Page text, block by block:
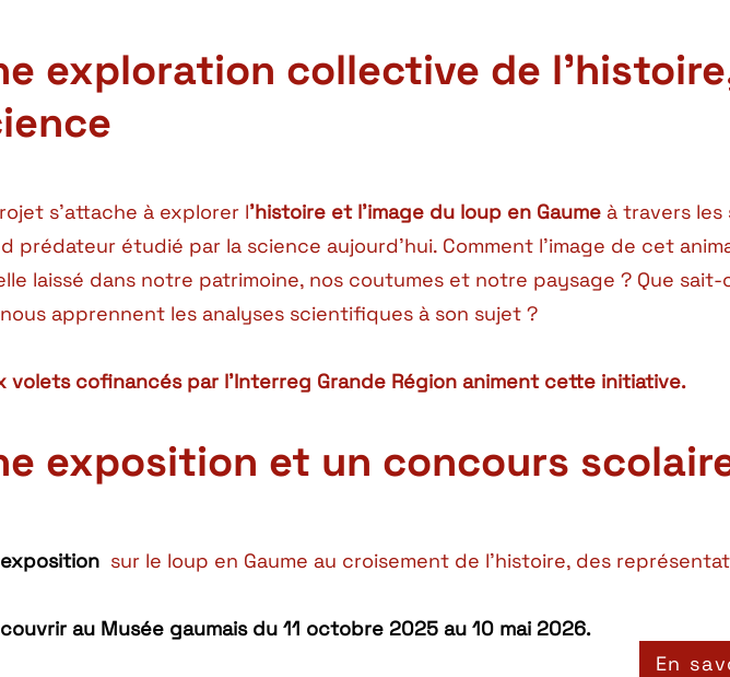
exploration collective de
s’attache à explorer l’histoire et l’image du loup en Gaume à travers les
prédateur étudié par la science aujourd’hui. Comment l’image de cet
laissé dans notre patrimoine, nos coutumes et notre paysage ? Que
apprennent les analyses scientifiques à son sujet ?
volets cofinancés par l’Interreg Grande Région animent cette initiative.
exposition et un concours
sur le loup en Gaume au croisement de l’histoire, des
au Musée gaumais du 11 octobre 2025 au 10 mai 2026.
En